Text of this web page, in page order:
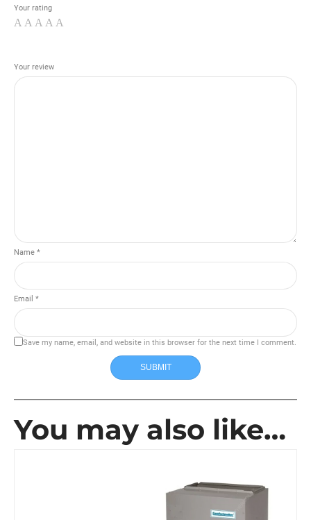
Your rating
Your review
Name *
Email *
Save my name, email, and website in this browser for the next time I comment.
SUBMIT
You may also like…